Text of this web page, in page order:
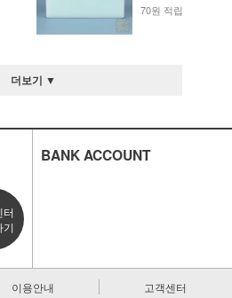
70원 적립
더보기 ▼
터
기
BANK ACCOUNT
이용안내 고객센터